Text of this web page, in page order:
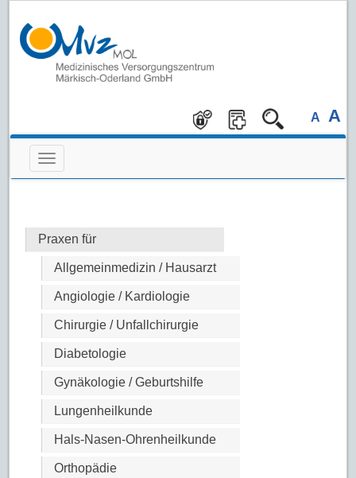
A A
Praxen für
Allgemeinmedizin / Hausarzt
Angiologie / Kardiologie
Chirurgie / Unfallchirurgie
Diabetologie
Gynäkologie / Geburtshilfe
Lungenheilkunde
Hals-Nasen-Ohrenheilkunde
Orthopädie